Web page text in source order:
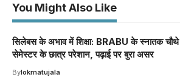
You Might Also Like
सिलेबस के अभाव में शिक्षा: BRABU के स्नातक चौथे
सेमेस्टर के छात्र परेशान, पढ़ाई पर बुरा असर
Bylokmatujala